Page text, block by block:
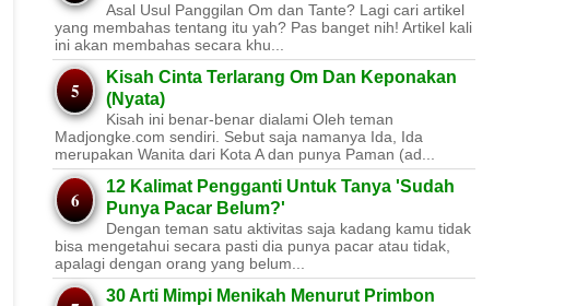
Asal Usul Panggilan Om dan Tante? Lagi cari artikel
yang membahas tentang itu yah? Pas banget nih! Artikel kali
ini akan membahas secara khu...
Kisah Cinta Terlarang Om Dan Keponakan
(Nyata)
Kisah ini benar-benar dialami Oleh teman
Madjongke.com sendiri. Sebut saja namanya Ida, Ida
merupakan Wanita dari Kota A dan punya Paman (ad...
12 Kalimat Pengganti Untuk Tanya 'Sudah
Punya Pacar Belum?'
Dengan teman satu aktivitas saja kadang kamu tidak
bisa mengetahui secara pasti dia punya pacar atau tidak,
apalagi dengan orang yang belum...
30 Arti Mimpi Menikah Menurut Primbon